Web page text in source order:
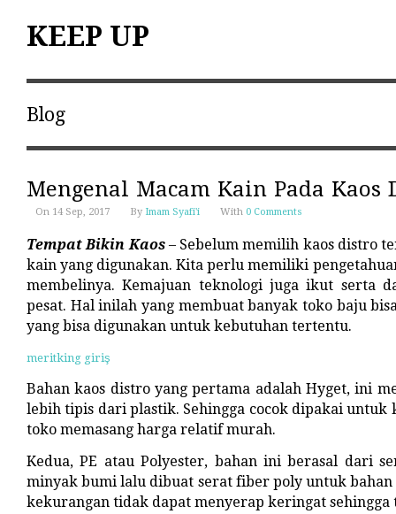
KEEP UP
Blog
Mengenal Macam Kain Pada Kaos
On 14 Sep, 2017 By Imam Syafi'i With 0 Comments
Tempat Bikin Kaos– Sebelum memilih kaos distro
kain yang digunakan. Kita perlu memiliki
membelinya. Kemajuan teknologi juga ikut serta
pesat. Hal inilah yang membuat banyak toko baju
yang bisa digunakan untuk kebutuhan tertentu.
meritking giriş
Bahan kaos distro yang pertama adalah Hyget, ini
lebih tipis dari plastik. Sehingga cocok dipakai untuk
toko memasang harga relatif murah.
Kedua, PE atau Polyester, bahan ini berasal dari
minyak bumi lalu dibuat serat fiber poly untuk
kekurangan tidak dapat menyerap keringat sehingga